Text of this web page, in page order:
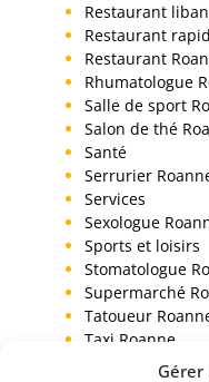
Restaurant
Restaurant
Restaurant
Rhumatologue
Salle de sport
Salon de thé
Santé
Serrurier
Services
Sexologue
Sports et loisirs
Stomatologue
Supermarché
Tatoueur
Taxi Roanne
Toiletteur chien